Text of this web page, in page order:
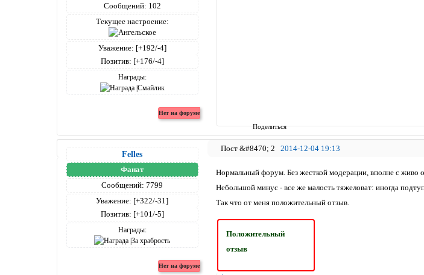
Поделиться
Сообщений: 102
Текущее настроение:
Уважение: [+192/-4]
Позитив: [+176/-4]
Награды:
2 2014-12-04 19:13
Felles
Фанат
Сообщений: 7799
Уважение: [+322/-31]
Позитив: [+101/-5]
Награды:
Нормальный форум. Без жесткой модерации, вполне с живо
Небольшой минус - все же малость тяжеловат: иногда
Так что от меня положительный отзыв.
Положительный
отзыв